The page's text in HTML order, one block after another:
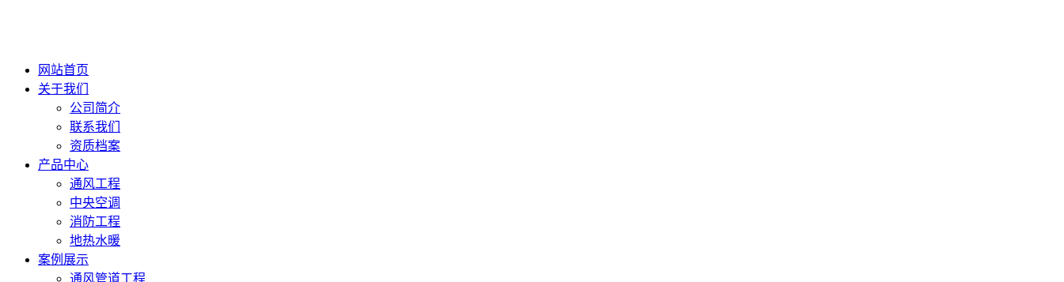
网站首页
关于我们
公司简介
联系我们
资质档案
产品中心
通风工程
中央空调
消防工程
地热水暖
案例展示
通风管道工程